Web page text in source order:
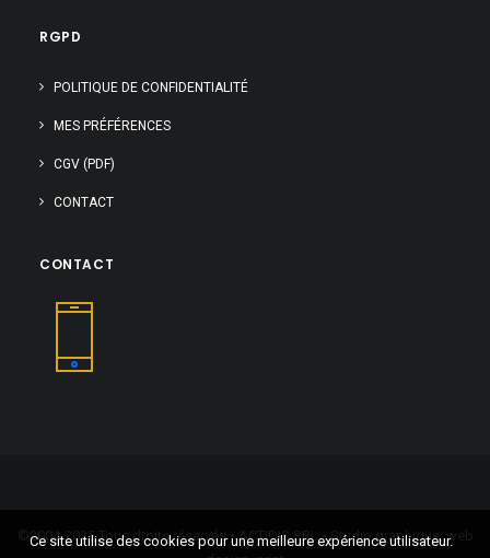
RGPD
POLITIQUE DE CONFIDENTIALITÉ
MES PRÉFÉRENCES
CGV (PDF)
CONTACT
CONTACT
©2004-2025 Tous droits réservés • ACTIDIS SRL • Studio graphique, web
Ce site utilise des cookies pour une meilleure expérience utilisateur.